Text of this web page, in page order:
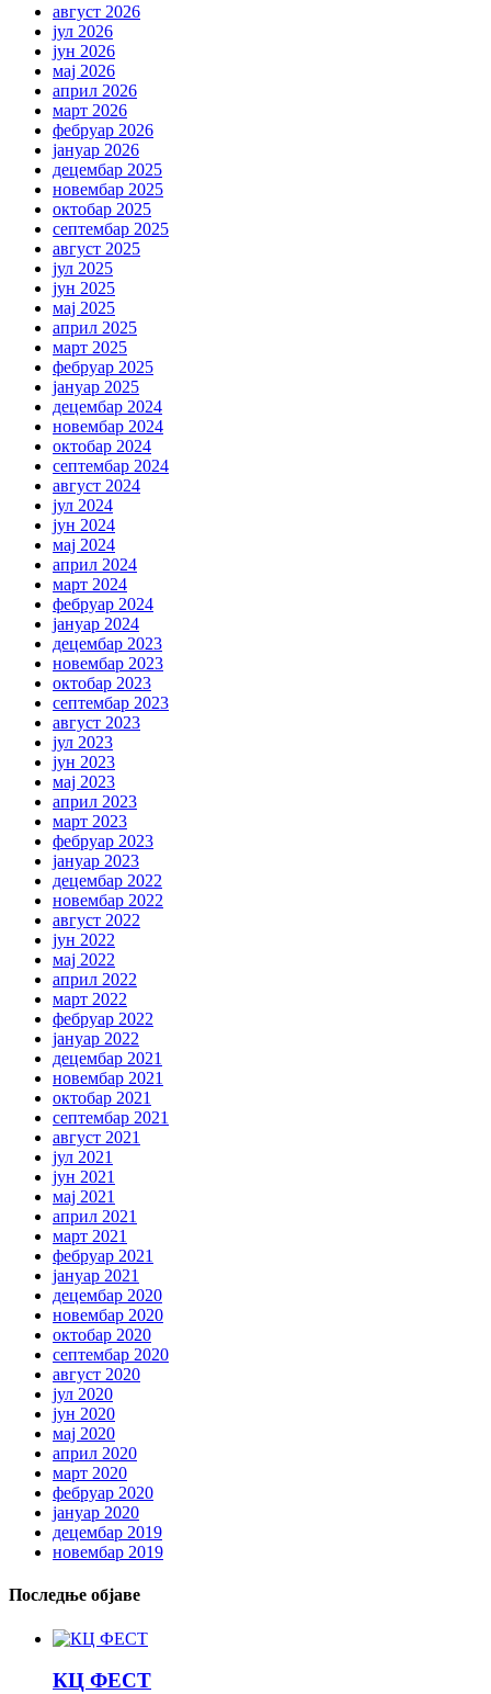
август 2026
јул 2026
јун 2026
мај 2026
април 2026
март 2026
фебруар 2026
јануар 2026
децембар 2025
новембар 2025
октобар 2025
септембар 2025
август 2025
јул 2025
јун 2025
мај 2025
април 2025
март 2025
фебруар 2025
јануар 2025
децембар 2024
новембар 2024
октобар 2024
септембар 2024
август 2024
јул 2024
јун 2024
мај 2024
април 2024
март 2024
фебруар 2024
јануар 2024
децембар 2023
новембар 2023
октобар 2023
септембар 2023
август 2023
јул 2023
јун 2023
мај 2023
април 2023
март 2023
фебруар 2023
јануар 2023
децембар 2022
новембар 2022
август 2022
јун 2022
мај 2022
април 2022
март 2022
фебруар 2022
јануар 2022
децембар 2021
новембар 2021
октобар 2021
септембар 2021
август 2021
јул 2021
јун 2021
мај 2021
април 2021
март 2021
фебруар 2021
јануар 2021
децембар 2020
новембар 2020
октобар 2020
септембар 2020
август 2020
јул 2020
јун 2020
мај 2020
април 2020
март 2020
фебруар 2020
јануар 2020
децембар 2019
новембар 2019
Последње објаве
КЦ ФЕСТ